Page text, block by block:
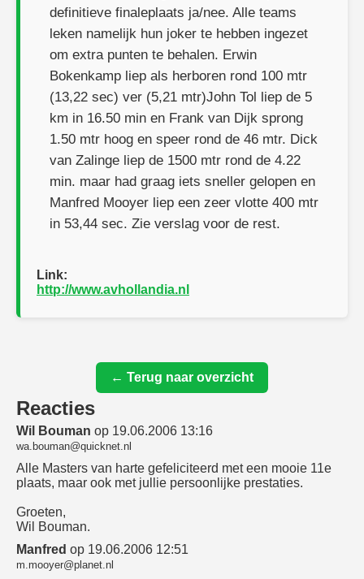
definitieve finaleplaats ja/nee. Alle teams
leken namelijk hun joker te hebben ingezet
om extra punten te behalen. Erwin
Bokenkamp liep als herboren rond 100 mtr
(13,22 sec) ver (5,21 mtr)John Tol liep de 5
km in 16.50 min en Frank van Dijk sprong
1.50 mtr hoog en speer rond de 46 mtr. Dick
van Zalinge liep de 1500 mtr rond de 4.22
min. maar had graag iets sneller gelopen en
Manfred Mooyer liep een zeer vlotte 400 mtr
in 53,44 sec. Zie verslag voor de rest.
Link:
http://www.avhollandia.nl
← Terug naar overzicht
Reacties
Wil Bouman op 19.06.2006 13:16
wa.bouman@quicknet.nl
Alle Masters van harte gefeliciteerd met een mooie 11e
plaats, maar ook met jullie persoonlijke prestaties.
Groeten,
Wil Bouman.
Manfred op 19.06.2006 12:51
m.mooyer@planet.nl